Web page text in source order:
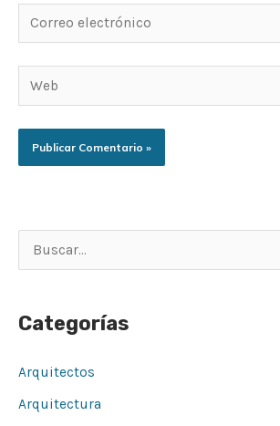
Correo
electrónico
Web
a
r
Categorías
Arquitectos
Arquitectura